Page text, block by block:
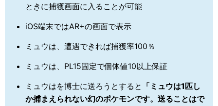
ときに捕獲画面に入ることが可能
iOS端末ではAR+の画面で表示
ミュウは、遭遇できれば捕獲率100％
ミュウは、PL15固定で個体値10以上保証
ミュウはを博士に送ろうとすると 「ミュウは1匹し
か捕まえられない幻のポケモンです。送ることはで